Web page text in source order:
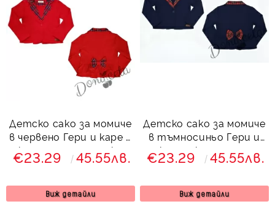
Детско сако за момиче
в червено Гери и каре с
къдрици и панделка
отзад 9700192
€23.29 45.55лв.
Виж детайли
Детско сако за момиче
в тъмносиньо Гери и
каре с къдрици и
панделка отзад
училищна униформа
€23.29 45.55лв.
Виж детайли